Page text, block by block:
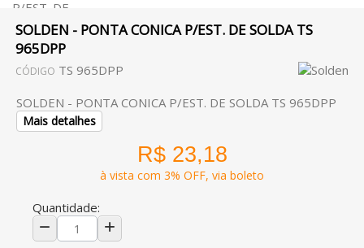
SOLDEN - PONTA CONICA P/EST. DE SOLDA TS
965DPP
CÓDIGO TS 965DPP
SOLDEN - PONTA CONICA P/EST. DE SOLDA TS 965DPP
Mais detalhes
R$ 23,18
à vista com 3% OFF, via boleto
Quantidade: